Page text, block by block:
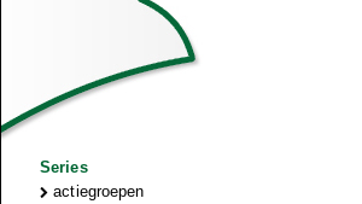
Series
actiegroepen